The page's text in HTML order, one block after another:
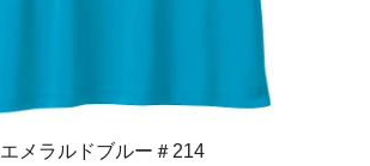
エメラルドブルー＃214